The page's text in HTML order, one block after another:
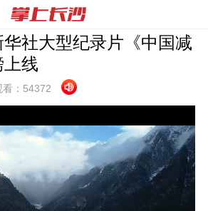
社大型纪录片《中国减
线
看： 54372